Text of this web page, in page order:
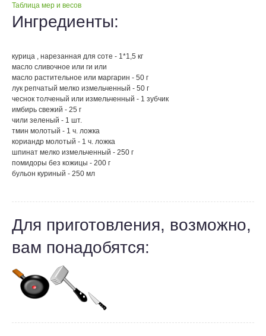
Таблица мер и весов
Ингредиенты:
курица , нарезанная для соте - 1*1,5 кг
масло сливочное или ги или
масло растительное или маргарин - 50 г
лук репчатый мелко измельченный - 50 г
чеснок толченый или измельченный - 1 зубчик
имбирь свежий - 25 г
чили зеленый - 1 шт.
тмин молотый - 1 ч. ложка
кориандр молотый - 1 ч. ложка
шпинат мелко измельченный - 250 г
помидоры без кожицы - 200 г
бульон куриный - 250 мл
Для приготовления, возможно,
вам понадобятся: